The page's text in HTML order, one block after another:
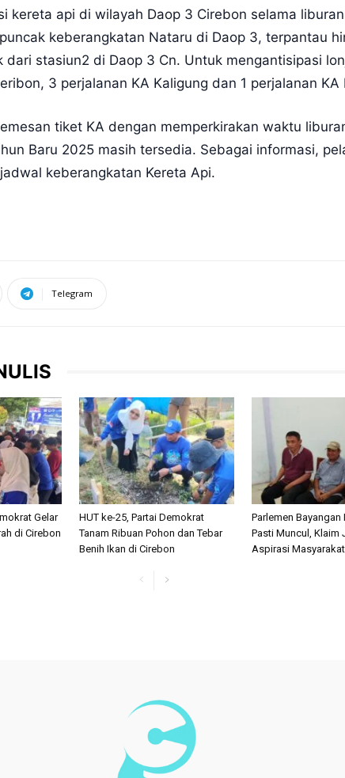
kereta api di wilayah Daop 3 Cirebon selama
keberangkatan Nataru di Daop 3, terpantau
stasiun2 di Daop 3 Cn. Untuk mengantisipasi
3 perjalanan KA Kaligung dan 1 perjalanan KA
tiket KA dengan memperkirakan waktu
Baru 2025 masih tersedia. Sebagai informasi,
keberangkatan Kereta Api.
Telegram
Gelar
di Cirebon
HUT ke-25, Partai Demokrat
Tanam Ribuan Pohon dan Tebar
Benih Ikan di Cirebon
Parlemen Bayangan
Pasti Muncul, Klaim
Aspirasi Masyarakat